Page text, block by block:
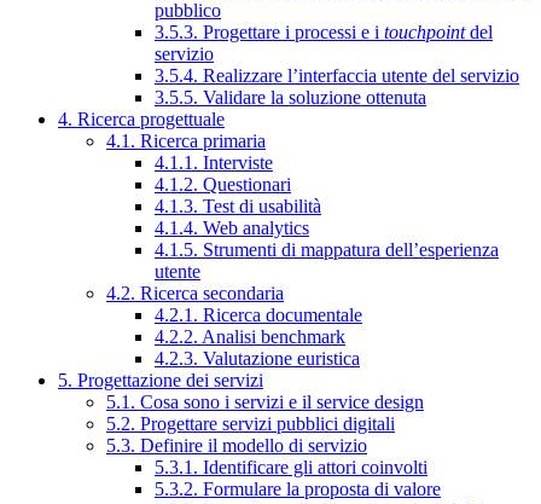
pubblico
3.5.3. Progettare i processi e i touchpointdel
servizio
3.5.4. Realizzare l’interfaccia utente del servizio
3.5.5. Validare la soluzione ottenuta
4. Ricerca progettuale
4.1. Ricerca primaria
4.1.1. Interviste
4.1.2. Questionari
4.1.3. Test di usabilità
4.1.4. Web analytics
4.1.5. Strumenti di mappatura dell’esperienza
utente
4.2. Ricerca secondaria
4.2.1. Ricerca documentale
4.2.2. Analisi benchmark
4.2.3. Valutazione euristica
5. Progettazione dei servizi
5.1. Cosa sono i servizi e il service design
5.2. Progettare servizi pubblici digitali
5.3. Definire il modello di servizio
5.3.1. Identificare gli attori coinvolti
5.3.2. Formulare la proposta di valore